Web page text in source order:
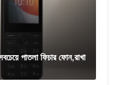
পাতলা ফিচার ফোন,রাখা